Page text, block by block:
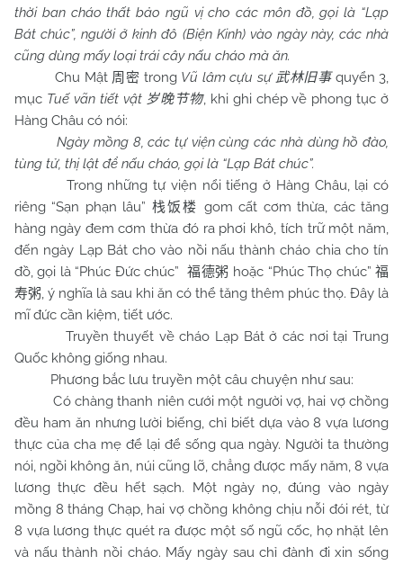
thời ban cháo thất bảo ngũ vị cho các môn đồ, gọi là “Lạp
Bát chúc”, người ở kinh đô (Biện Kinh) vào ngày này, các nhà
cũng dùng mấy loại trái cây nấu cháo mà ăn.
Chu Mật 周密 trong Vũ lâm cựu sự 武林旧事quyển 3,
mục Tuế vãn tiết vật 岁晚节物, khi ghi chép về phong tục ở
Hàng Châu có nói:
Ngày mồng 8, các tự viện cùng các nhà dùng hồ đào,
tùng tử, thị lật để nấu cháo, gọi là “Lạp Bát chúc”.
Trong những tự viện nổi tiếng ở Hàng Châu, lại có
riêng “Sạn phạn lâu” 栈饭楼 gom cất cơm thừa, các tăng
hàng ngày đem cơm thừa đó ra phơi khô, tích trữ một năm,
đến ngày Lạp Bát cho vào nồi nấu thành cháo chia cho tín
đồ, gọi là “Phúc Đức chúc”福德粥 hoặc “Phúc Thọ chúc”福
寿粥, ý nghĩa là sau khi ăn có thể tăng thêm phúc thọ. Đây là
mĩ đức cần kiệm, tiết ước.
Truyền thuyết về cháo Lạp Bát ở các nơi tại Trung
Quốc không giống nhau.
Phương bắc lưu truyền một câu chuyện như sau:
Có chàng thanh niên cưới một người vợ, hai vợ chồng
đều ham ăn nhưng lười biếng, chỉ biết dựa vào 8 vựa lương
thực của cha mẹ để lại để sống qua ngày. Người ta thường
nói, ngồi không ăn, núi cũng lỡ, chẳng được mấy năm, 8 vựa
lương thực đều hết sạch. Một ngày nọ, đúng vào ngày
mồng 8 tháng Chạp, hai vợ chồng không chịu nỗi đói rét, từ
8 vựa lương thực quét ra được một số ngũ cốc, họ nhặt lên
và nấu thành nồi cháo. Mấy ngày sau chỉ đành đi xin sống